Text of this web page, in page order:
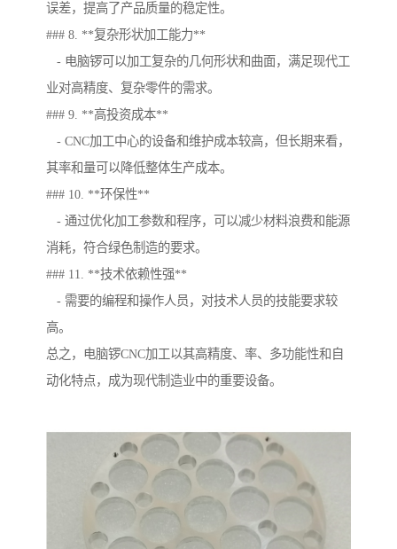
误差，提高了产品质量的稳定性。
### 8. **复杂形状加工能力**
- 电脑锣可以加工复杂的几何形状和曲面，满足现代工
业对高精度、复杂零件的需求。
### 9. **高投资成本**
- CNC加工中心的设备和维护成本较高，但长期来看，
其率和量可以降低整体生产成本。
### 10. **环保性**
- 通过优化加工参数和程序，可以减少材料浪费和能源
消耗，符合绿色制造的要求。
### 11. **技术依赖性强**
- 需要的编程和操作人员，对技术人员的技能要求较
高。
总之，电脑锣CNC加工以其高精度、率、多功能性和自
动化特点，成为现代制造业中的重要设备。